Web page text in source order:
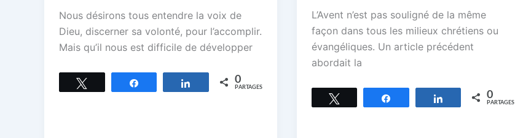
Nous désirons tous entendre la voix de
Dieu, discerner sa volonté, pour l’accomplir.
Mais qu’il nous est difficile de développer
Partagez 0
PARTAGES
L’Avent n’est pas souligné de la même
façon dans tous les milieux chrétiens ou
évangéliques. Un article précédent
abordait la
Partagez 0
PARTAGES